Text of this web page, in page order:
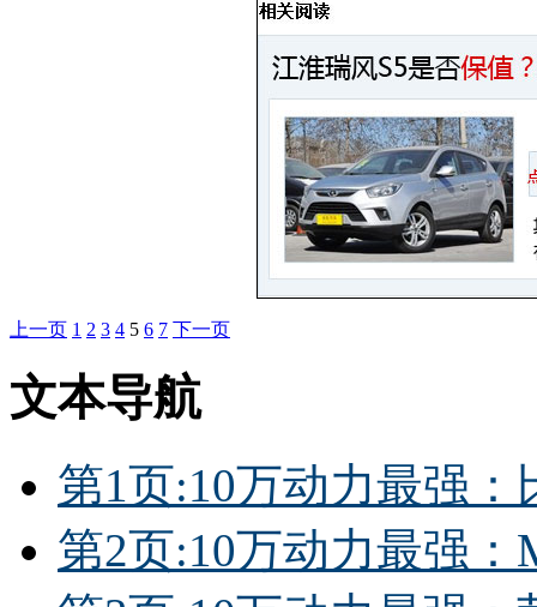
上一页 1 2 3 4 5 6 7 下一页
文本导航
第1页:10万动力最强：
第2页:10万动力最强：